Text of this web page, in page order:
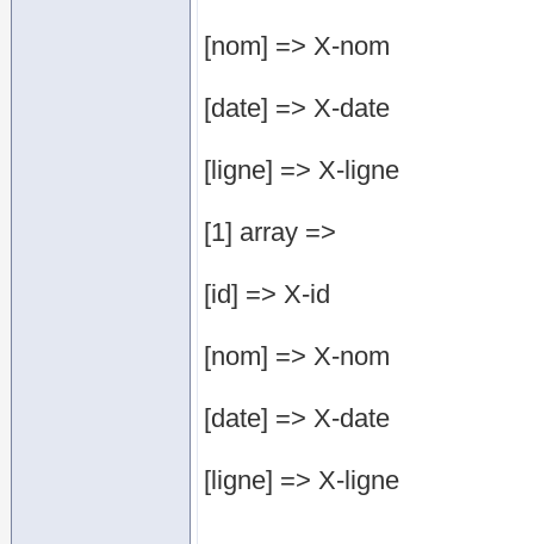
[nom] => X-nom
[date] => X-date
[ligne] => X-ligne
[1] array =>
[id] => X-id
[nom] => X-nom
[date] => X-date
[ligne] => X-ligne